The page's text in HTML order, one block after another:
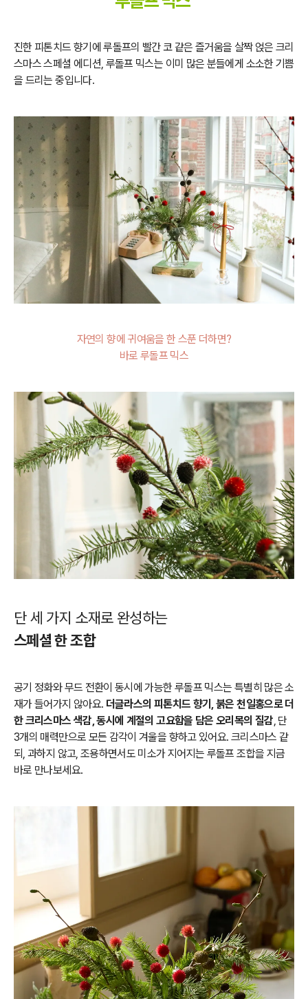
진한 피톤치드 향기에 루돌프의 빨간 코 같은 즐거움을 살짝 얹은 크리
스마스 스페셜 에디션, 루돌프 믹스는 이미 많은 분들에게 소소한 기쁨
을 드리는 중입니다.
자연의 향에 귀여움을 한 스푼 더하면?
바로 루돌프 믹스
단 세 가지 소재로 완성하는
스페셜 한 조합
공기 정화와 무드 전환이 동시에 가능한 루돌프 믹스는 특별히 많은 소
재가 들어가지 않아요. 더글라스의 피톤치드 향기, 붉은 천일홍으로 더
한 크리스마스 색감, 동시에 계절의 고요함을 담은 오리목의 질감, 단
3개의 매력만으로 모든 감각이 겨울을 향하고 있어요. 크리스마스 같
되, 과하지 않고, 조용하면서도 미소가 지어지는 루돌프 조합을 지금
바로 만나보세요.